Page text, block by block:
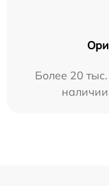
Более 20